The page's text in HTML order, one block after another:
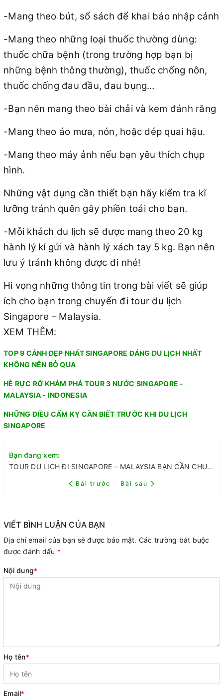
-Mang theo bút, sổ sách để khai báo nhập cảnh
-Mang theo những loại thuốc thường dùng:
thuốc chữa bệnh (trong trường hợp bạn bị
những bệnh thông thường), thuốc chống nôn,
thuốc chống đau đầu, đau bụng…
-Bạn nên mang theo bài chải và kem đánh răng
-Mang theo áo mưa, nón, hoặc dép quai hậu.
-Mang theo máy ảnh nếu bạn yêu thích chụp
hình.
Những vật dụng cần thiết bạn hãy kiểm tra kĩ
lưỡng tránh quên gây phiền toái cho bạn.
-Mỗi khách du lịch sẽ được mang theo 20 kg
hành lý kí gửi và hành lý xách tay 5 kg. Bạn nên
lưu ý tránh không được đi nhé!
Hi vọng những thông tin trong bài viết sẽ giúp
ích cho bạn trong chuyến đi tour du lịch
Singapore – Malaysia.
XEM THÊM:
TOP 9 CẢNH ĐẸP NHẤT SINGAPORE ĐÁNG DU LỊCH NHẤT
KHÔNG NÊN BỎ QUA
HÈ RỰC RỠ KHÁM PHÁ TOUR 3 NƯỚC SINGAPORE -
MALAYSIA - INDONESIA
NHỮNG ĐIỀU CẤM KỴ CẦN BIẾT TRƯỚC KHI DU LỊCH
SINGAPORE
Bạn đang xem:
TOUR DU LỊCH ĐI SINGAPORE – MALAYSIA BẠN CẦN CHUẨN BỊ NHỮNG GÌ?
Bài trước Bài sau
VIẾT BÌNH LUẬN CỦA BẠN
Địa chỉ email của bạn sẽ được bảo mật. Các trường bắt buộc
được đánh dấu *
Nội dung*
Họ tên*
Email*